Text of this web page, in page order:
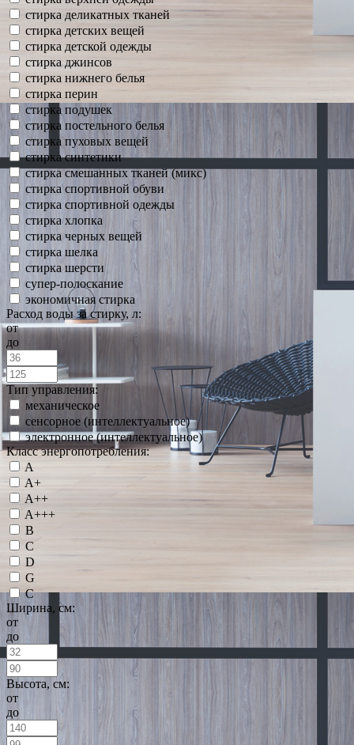
стирка деликатных тканей
стирка детских вещей
стирка детской одежды
стирка джинсов
стирка нижнего белья
стирка перин
стирка подушек
стирка постельного белья
стирка пуховых вещей
стирка синтетики
стирка смешанных тканей (микс)
стирка спортивной обуви
стирка спортивной одежды
стирка хлопка
стирка черных вещей
стирка шелка
стирка шерсти
супер-полоскание
экономичная стирка
Расход воды за стирку, л:
от
до
Тип управления:
механическое
сенсорное (интеллектуальное)
электронное (интеллектуальное)
Класс энергопотребления:
A
A+
A++
A+++
B
C
D
G
С
Ширина, см:
от
до
Высота, см:
от
до